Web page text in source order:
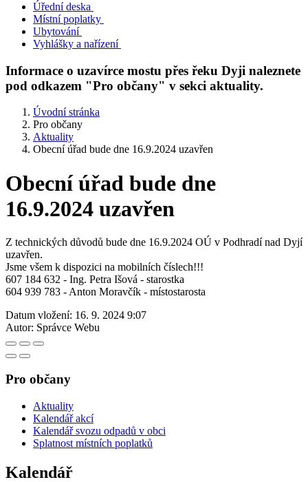
Úřední deska
Místní poplatky
Ubytování
Vyhlášky a nařízení
Informace o uzavírce mostu přes řeku Dyji naleznete
pod odkazem "Pro občany" v sekci aktuality.
Úvodní stránka
Pro občany
Aktuality
Obecní úřad bude dne 16.9.2024 uzavřen
Obecní úřad bude dne
16.9.2024 uzavřen
Z technických důvodů bude dne 16.9.2024 OÚ v Podhradí nad Dyjí
uzavřen.
Jsme všem k dispozici na mobilních číslech!!!
607 184 632 - Ing. Petra Išová - starostka
604 939 783 - Anton Moravčík - místostarosta
Datum vložení: 16. 9. 2024 9:07
Autor: Správce Webu
Pro občany
Aktuality
Kalendář akcí
Kalendář svozu odpadů v obci
Splatnost místních poplatků
Kalendář